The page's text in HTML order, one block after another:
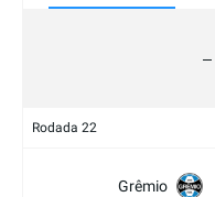
Rodada 22
Grêmio